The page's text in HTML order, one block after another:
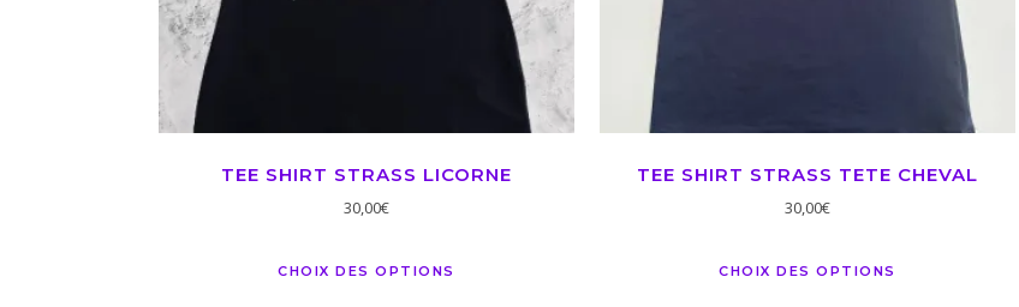
TEE SHIRT STRASS LICORNE
30,00€
CHOIX DES OPTIONS
TEE SHIRT STRASS TETE CHEVAL
30,00€
CHOIX DES OPTIONS